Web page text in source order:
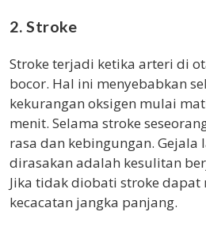
2. Stroke
Stroke terjadi ketika arteri di
bocor. Hal ini menyebabkan
kekurangan oksigen mulai
menit. Selama stroke
rasa dan kebingungan. Gejala
dirasakan adalah kesulitan
Jika tidak diobati stroke dapat
kecacatan jangka panjang.